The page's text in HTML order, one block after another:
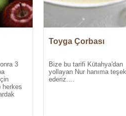
3
herkes
Toyga Çorbası
Bize bu tarifi Kütahya'dan
yollayan Nur hanıma
ederiz....